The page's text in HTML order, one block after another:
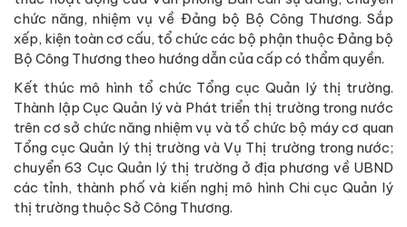
chức năng, nhiệm vụ về Đảng bộ Bộ Công Thương. Sắp
xếp, kiện toàn cơ cấu, tổ chức các bộ phận thuộc Đảng bộ
Bộ Công Thương theo hướng dẫn của cấp có thẩm quyền.
Kết thúc mô hình tổ chức Tổng cục Quản lý thị trường.
Thành lập Cục Quản lý và Phát triển thị trường trong nước
trên cơ sở chức năng nhiệm vụ và tổ chức bộ máy cơ quan
Tổng cục Quản lý thị trường và Vụ Thị trường trong nước;
chuyển 63 Cục Quản lý thị trường ở địa phương về UBND
các tỉnh, thành phố và kiến nghị mô hình Chi cục Quản lý
thị trường thuộc Sở Công Thương.